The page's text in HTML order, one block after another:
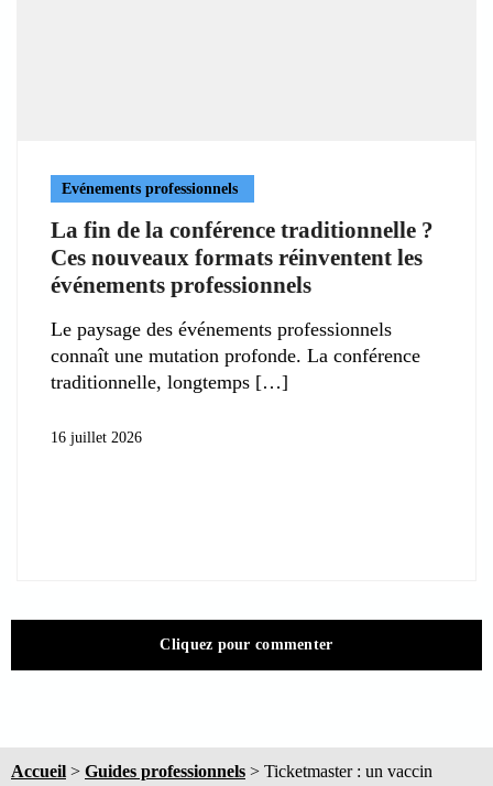
Evénements professionnels
La fin de la conférence traditionnelle ?
Ces nouveaux formats réinventent les
événements professionnels
Le paysage des événements professionnels
connaît une mutation profonde. La conférence
traditionnelle, longtemps
16 juillet 2026
Cliquez pour commenter
Accueil > Guides professionnels > Ticketmaster : un vaccin